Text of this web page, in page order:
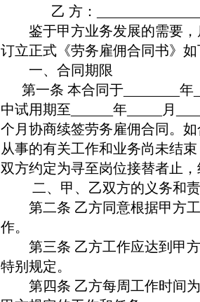
乙 方：
鉴于甲方业务发展的需要
订立正式《劳务雇佣合同书》如
一、合同期限
第一条 本合同于 年
中试用期至
年 月
个月协商续签劳务雇佣合同。
从事的有关工作和业务尚未结
双方约定为寻至岗位接替者止
二、甲、乙双方的义务和
第二条 乙方同意根据甲方
作。
第三条 乙方工作应达到甲
特别规定。
第四条 乙方每周工作时间为